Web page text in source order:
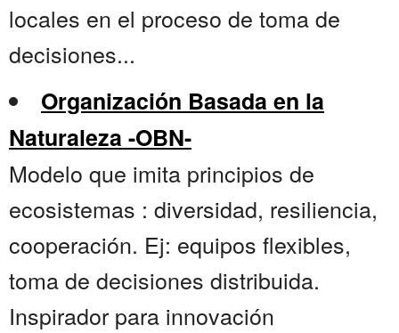
locales en el proceso de toma de
decisiones...
Organización Basada en la
Naturaleza -OBN-
Modelo que imita principios de
ecosistemas : diversidad, resiliencia,
cooperación. Ej: equipos flexibles,
toma de decisiones distribuida.
Inspirador para innovación